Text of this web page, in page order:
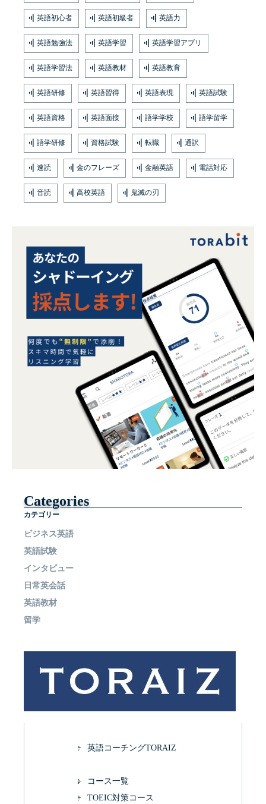
英語初心者 英語初級者 英語力
英語勉強法 英語学習 英語学習アプリ
英語学習法 英語教材 英語教育
英語研修 英語習得 英語表現 英語試験
英語資格 英語面接 語学学校 語学留学
語学研修 資格試験 転職 通訳
速読 金のフレーズ 金融英語 電話対応
音読 高校英語 鬼滅の刃
Categories
カテゴリー
ビジネス英語
英語試験
インタビュー
日常英会話
英語教材
留学
英語コーチングTORAIZ
コース一覧
TOEIC対策コース